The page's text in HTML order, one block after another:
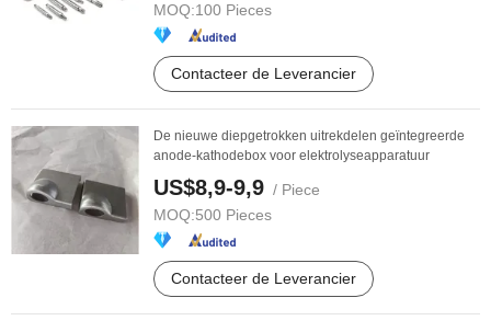
MOQ:100 Pieces
Contacteer de Leverancier
De nieuwe diepgetrokken uitrekdelen geïntegreerde
anode-kathodebox voor elektrolyseapparatuur
US$8,9-9,9 / Piece
MOQ:500 Pieces
Contacteer de Leverancier